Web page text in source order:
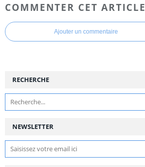
COMMENTER CET ARTICLE
Ajouter un commentaire
NEWSLETTER
RECHERCHE